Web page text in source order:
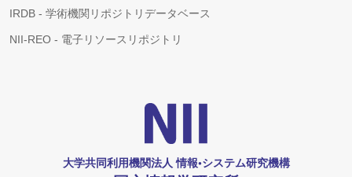
IRDB - 学術機関リポジトリデータベース
NII-REO - 電子リソースリポジトリ
大学共同利用機関法人 情報•システム研究機構